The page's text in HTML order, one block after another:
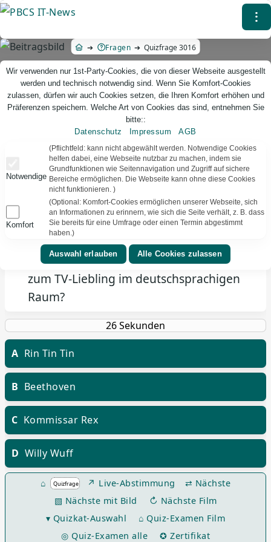
Direkt
Inhalt
⁝
Fragen Quizfrage 3016
PBCS IT-News – IT. Web. Einfach. Webdesign, Analyse & Beratung
Quizfrage 3016
Bereit TEXT VORLESEN
▾ Film ⚑
Welcher tierische Kriminalbeamte wurde
zum TV-Liebling im deutschsprachigen
Raum?
A Rin Tin Tin
B Beethoven
C Kommissar Rex
D Willy Wuff
⌂ ↗ Live-Abstimmung
⇄ Nächste
▧ Nächste mit Bild
↻ Nächste Film
▾ Quizkat-Auswahl
⌂ Quiz-Examen Film
◎ Quiz-Examen alle
✪ Zertifikat
Wir verwenden nur 1st-Party-Cookies, die von dieser Webseite ausgestellt
werden und technisch notwendig sind. Wenn Sie Komfort-Cookies
zulassen, dürfen wir auch Cookies setzen, die Ihren Komfort erhöhen und
Präferenzen speichern. Welche Art von Cookies das sind, entnehmen Sie
bitte::
Datenschutz
Impressum AGB
Notwendige
(Pflichtfeld: kann nicht abgewählt werden. Notwendige Cookies
helfen dabei, eine Webseite nutzbar zu machen, indem sie
Grundfunktionen wie Seitennavigation und Zugriff auf sichere
Bereiche ermöglichen. Die Webseite kann ohne diese Cookies
nicht funktionieren. )
Komfort
(Optional: Komfort-Cookies ermöglichen unserer Webseite, sich
an Informationen zu erinnern, wie sich die Seite verhält, z. B. dass
Sie bereits für eine Umfrage oder einen Termin abgestimmt
haben.)